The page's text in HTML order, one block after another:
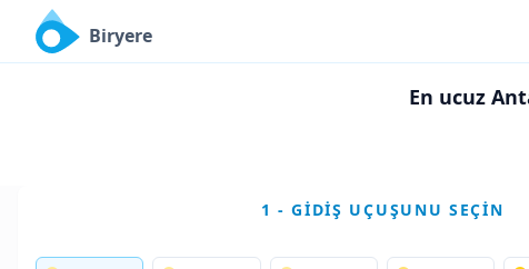
Biryere
En ucuz
1 - GIDIŞ UÇUŞUNU SEÇIN